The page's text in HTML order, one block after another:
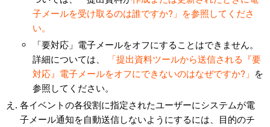
子メールを受け取るのは誰ですか?」を参照してくださ
い。
「要対応」電子メールをオフにすることはできません。
詳細については、
「提出資料ツールから送信される『要
対応』電子メールをオフにできないのはなぜですか?」 を
参照してください。
各イベントの各役割に指定されたユーザーにシステムが電
子メール通知を自動送信しないようにするには、目的のチ